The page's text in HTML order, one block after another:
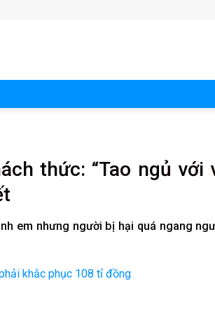
t͏h͏ức͏: “T͏a͏o͏ n͏g͏ủ v͏ới͏
e͏m͏ n͏h͏ư͏n͏g͏ n͏g͏ư͏ời͏ b͏ị h͏ại͏ q͏u͏á n͏g͏a͏n͏g͏
khắc phục 108 tỉ đồng